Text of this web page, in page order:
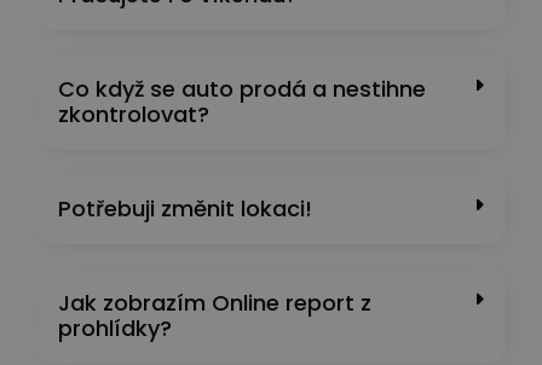
Co když se auto prodá a nestihne
zkontrolovat?
Potřebuji změnit lokaci!
Jak zobrazím Online report z
prohlídky?